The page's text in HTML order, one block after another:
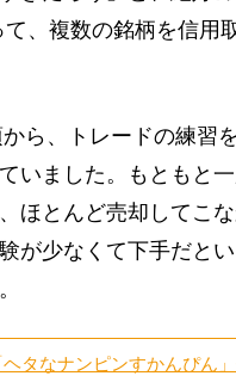
て、複数の銘柄を信用
ら、トレードの練習
いました。もともと
ほとんど売却してこ
が少なくて下手だと
タなナンピンすかんぴん